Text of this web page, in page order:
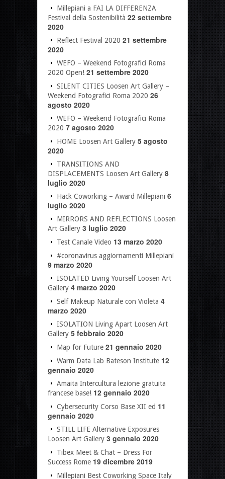
Millepiani a FAI LA DIFFERENZA
Festival della Sostenibilità 22 settembre
2020
Reflect Festival 2020 21 settembre
2020
WEFO – Weekend Fotografici Roma
2020 Open! 21 settembre 2020
SILENT CITIES Loosen Art Gallery –
Weekend Fotografici Roma 2020 26
agosto 2020
WEFO – Weekend Fotografici Roma
2020 7 agosto 2020
HOME Loosen Art Gallery 5 agosto
2020
TRANSITIONS AND
DISPLACEMENTS Loosen Art Gallery 8
luglio 2020
Hack Coworking – Award Millepiani 6
luglio 2020
MIRRORS AND REFLECTIONS Loosen
Art Gallery 3 luglio 2020
Test Canale Video 13 marzo 2020
#coronavirus aggiornamenti Millepiani
9 marzo 2020
ISOLATED Living Yourself Loosen Art
Gallery 4 marzo 2020
Self Makeup Naturale con Violeta 4
marzo 2020
ISOLATION Living Apart Loosen Art
Gallery 5 febbraio 2020
Map for Future 21 gennaio 2020
Warm Data Lab Bateson Institute 12
gennaio 2020
Amaita Intercultura lezione gratuita
francese base! 12 gennaio 2020
Cybersecurity Corso Base XII ed 11
gennaio 2020
STILL LIFE Alternative Exposures
Loosen Art Gallery 3 gennaio 2020
Tibex Meet & Chat – Dress For
Success Rome 19 dicembre 2019
Millepiani Best Coworking Space Italy